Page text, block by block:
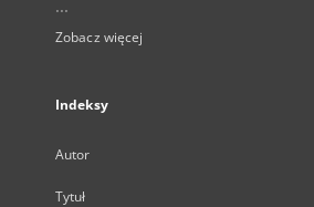
...
Zobacz więcej
Indeksy
Autor
Tytuł